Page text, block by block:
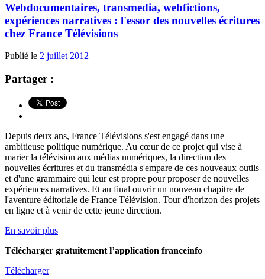
Webdocumentaires, transmedia, webfictions,
expériences narratives : l'essor des nouvelles écritures
chez France Télévisions
Publié le 2 juillet 2012
Partager :
Depuis deux ans, France Télévisions s'est engagé dans une
ambitieuse politique numérique. Au cœur de ce projet qui vise à
marier la télévision aux médias numériques, la direction des
nouvelles écritures et du transmédia s'empare de ces nouveaux outils
et d'une grammaire qui leur est propre pour proposer de nouvelles
expériences narratives. Et au final ouvrir un nouveau chapitre de
l'aventure éditoriale de France Télévision. Tour d'horizon des projets
en ligne et à venir de cette jeune direction.
En savoir plus
Télécharger gratuitement l’application franceinfo
Télécharger